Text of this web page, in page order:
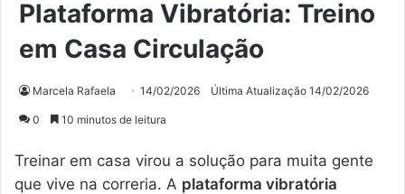
Plataforma Vibratória: Treino
em Casa Circulação
Marcela Rafaela 14/02/2026 Última Atualização 14/02/2026
0 10 minutos de leitura
Treinar em casa virou a solução para muita gente
que vive na correria. A plataforma vibratória